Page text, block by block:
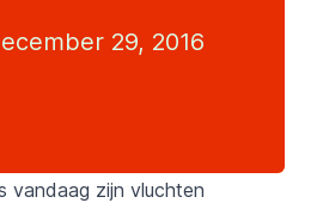
29, 2016
vandaag zijn vluchten